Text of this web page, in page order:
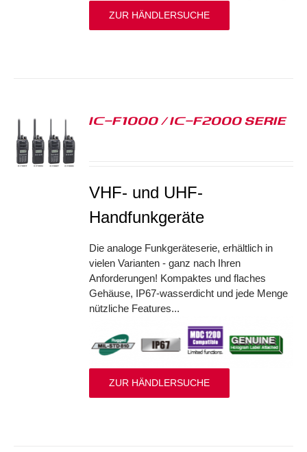
ZUR HÄNDLERSUCHE
IC-F1000 / IC-F2000 SERIE
VHF- und UHF-
Handfunkgeräte
Die analoge Funkgeräteserie, erhältlich in
vielen Varianten - ganz nach Ihren
Anforderungen! Kompaktes und flaches
Gehäuse, IP67-wasserdicht und jede Menge
nützliche Features...
ZUR HÄNDLERSUCHE